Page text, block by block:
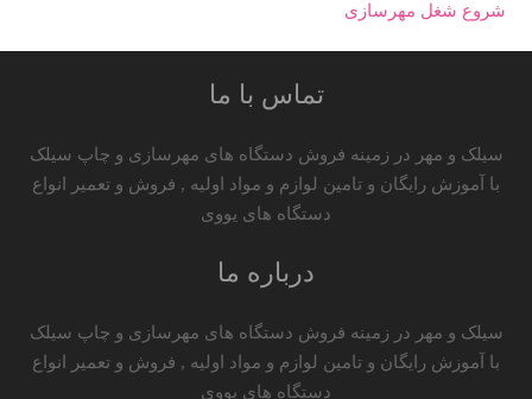
شروع شغل مهرسازی
تماس با ما
سیلک و مهر در زمینه فروش دستگاه های مهرسازی و چاپ سیلک
با آموزش رایگان و تامین لوازم و مواد اولیه , فروش و تعمیر انواع
دستگاه های یووی
درباره ما
سیلک و مهر در زمینه فروش دستگاه های مهرسازی و چاپ سیلک
با آموزش رایگان و تامین لوازم و مواد اولیه , فروش و تعمیر انواع
دستگاه های یووی